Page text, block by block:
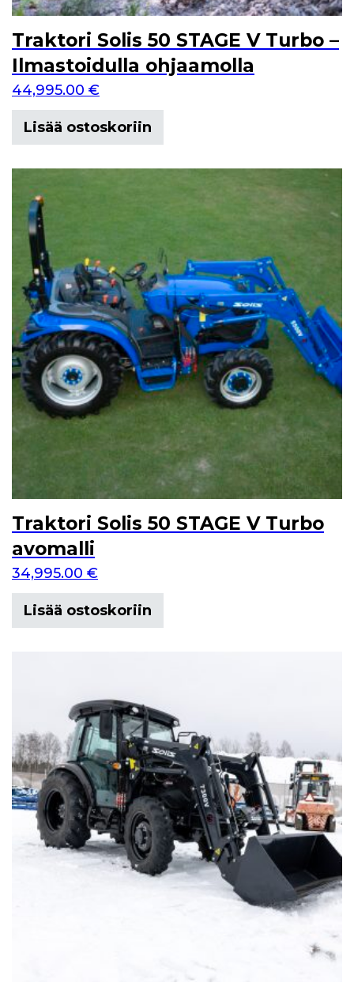
Traktori Solis 50 STAGE V Turbo –
Ilmastoidulla ohjaamolla
44,995.00 €
Lisää ostoskoriin
Traktori Solis 50 STAGE V Turbo
avomalli
34,995.00 €
Lisää ostoskoriin